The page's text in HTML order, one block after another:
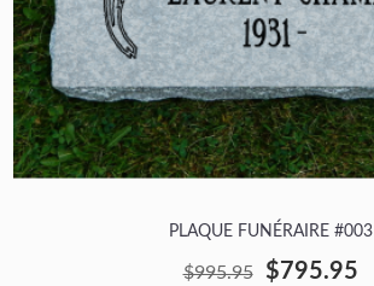
PLAQUE FUNÉRAIRE #003
$995.95 $795.95